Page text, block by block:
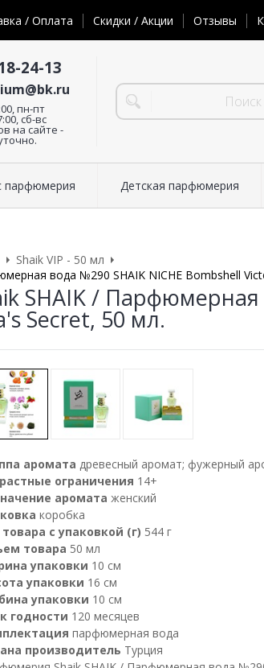
/ Оплата Скидки / Акции Отзывы
24-13
пн-пт
сб-вс
на сайте -
парфюмерия Детская парфюмерия
Shaik VIP - 50 мл
вода №290 SHAIK NICHE Bombshell
SHAIK / Парфюмерная
Secret, 50 мл.
аромата древесный аромат; фужерный
ограничения 14+
аромата женский
коробка
товара с упаковкой (г) 544 г
товара 50 мл
упаковки 10 см
упаковки 16 см
упаковки 10 см
годности 120 месяцев
парфюмерная вода
производитель Турция